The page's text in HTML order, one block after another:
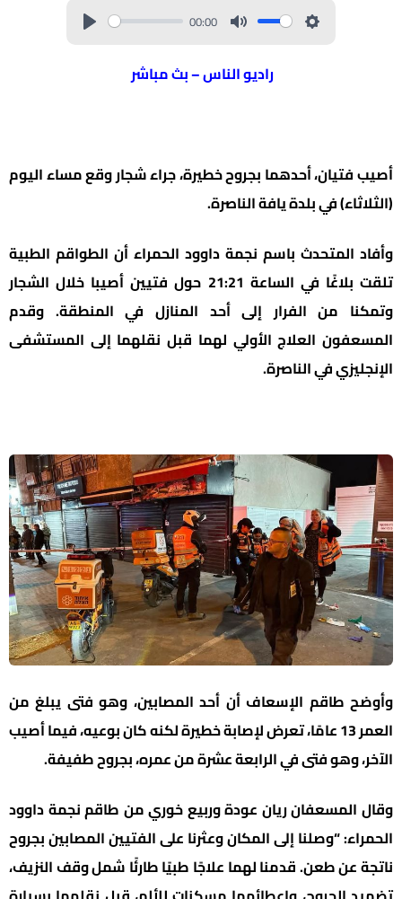
00:00
راديو الناس – بث مباشر
أصيب فتيان، أحدهما بجروح خطيرة، جراء شجار وقع مساء اليوم
(الثلاثاء) في بلدة يافة الناصرة.
وأفاد المتحدث باسم نجمة داوود الحمراء أن الطواقم الطبية
تلقت بلاغًا في الساعة 21:21 حول فتيين أصيبا خلال الشجار
وتمكنا من الفرار إلى أحد المنازل في المنطقة. وقدم
المسعفون العلاج الأولي لهما قبل نقلهما إلى المستشفى
الإنجليزي في الناصرة.
وأوضح طاقم الإسعاف أن أحد المصابين، وهو فتى يبلغ من
العمر 13 عامًا، تعرض لإصابة خطيرة لكنه كان بوعيه، فيما أصيب
الآخر، وهو فتى في الرابعة عشرة من عمره، بجروح طفيفة.
وقال المسعفان ريان عودة وربيع خوري من طاقم نجمة داوود
الحمراء: “وصلنا إلى المكان وعثرنا على الفتيين المصابين بجروح
ناتجة عن طعن. قدمنا لهما علاجًا طبيًا طارئًا شمل وقف النزيف،